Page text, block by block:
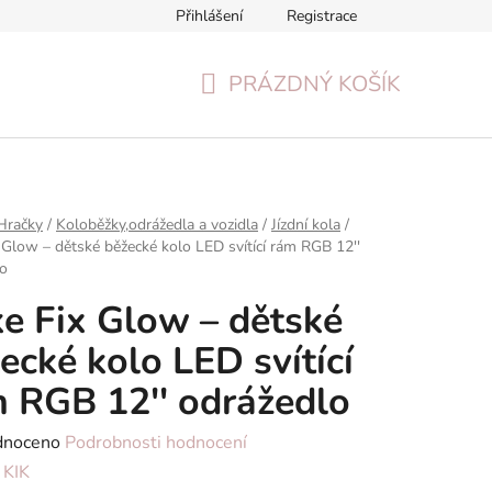
Formulář pro odstoupení od smlouvy Reklamační formulář
Přihlášení Registrace
PRÁZDNÝ KOŠÍK
/ Koloběžky,odrážedla a vozidla / Jízdní kola /
– dětské běžecké kolo LED svítící rám RGB 12''
Fix Glow – dětské
kolo LED svítící
RGB 12'' odrážedlo
Podrobnosti hodnocení
KIK